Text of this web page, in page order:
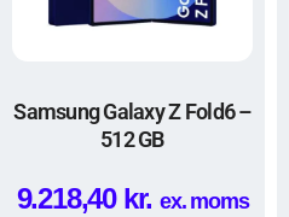
Samsung Galaxy Z Fold6 –
512 GB
9.218,40 kr. ex. moms